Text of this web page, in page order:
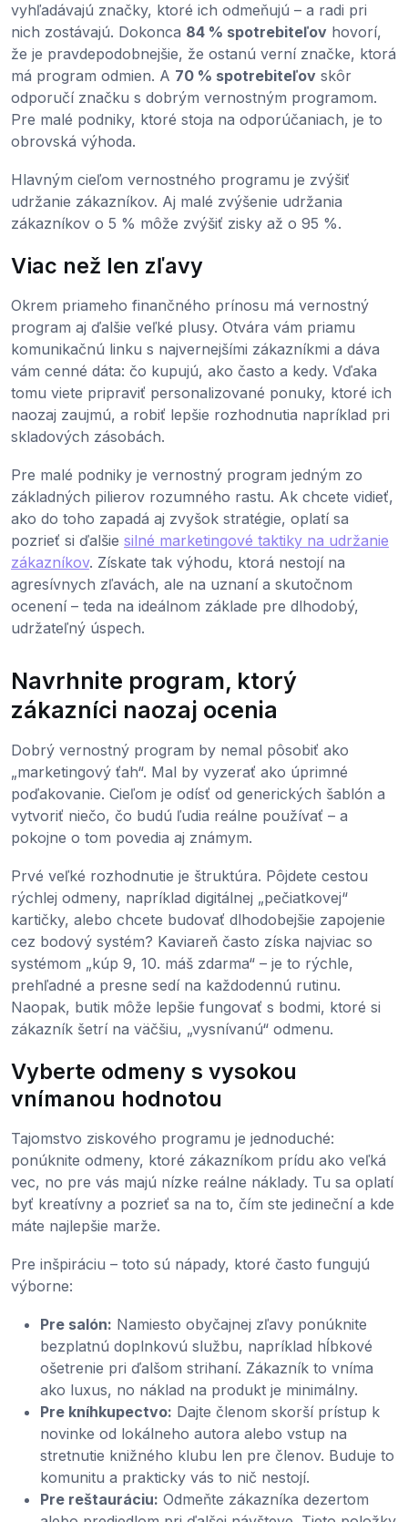
vyhľadávajú značky, ktoré ich odmeňujú – a radi pri
nich zostávajú. Dokonca 84 % spotrebiteľov hovorí,
že je pravdepodobnejšie, že ostanú verní značke, ktorá
má program odmien. A 70 % spotrebiteľov skôr
odporučí značku s dobrým vernostným programom.
Pre malé podniky, ktoré stoja na odporúčaniach, je to
obrovská výhoda.
Hlavným cieľom vernostného programu je zvýšiť
udržanie zákazníkov. Aj malé zvýšenie udržania
zákazníkov o 5 % môže zvýšiť zisky až o 95 %.
Viac než len zľavy
Okrem priameho finančného prínosu má vernostný
program aj ďalšie veľké plusy. Otvára vám priamu
komunikačnú linku s najvernejšími zákazníkmi a dáva
vám cenné dáta: čo kupujú, ako často a kedy. Vďaka
tomu viete pripraviť personalizované ponuky, ktoré ich
naozaj zaujmú, a robiť lepšie rozhodnutia napríklad pri
skladových zásobách.
Pre malé podniky je vernostný program jedným zo
základných pilierov rozumného rastu. Ak chcete vidieť,
ako do toho zapadá aj zvyšok stratégie, oplatí sa
pozrieť si ďalšie silné marketingové taktiky na udržanie
zákazníkov. Získate tak výhodu, ktorá nestojí na
agresívnych zľavách, ale na uznaní a skutočnom
ocenení – teda na ideálnom základe pre dlhodobý,
udržateľný úspech.
Navrhnite program, ktorý
zákazníci naozaj ocenia
Dobrý vernostný program by nemal pôsobiť ako
„marketingový ťah“. Mal by vyzerať ako úprimné
poďakovanie. Cieľom je odísť od generických šablón a
vytvoriť niečo, čo budú ľudia reálne používať – a
pokojne o tom povedia aj známym.
Prvé veľké rozhodnutie je štruktúra. Pôjdete cestou
rýchlej odmeny, napríklad digitálnej „pečiatkovej“
kartičky, alebo chcete budovať dlhodobejšie zapojenie
cez bodový systém? Kaviareň často získa najviac so
systémom „kúp 9, 10. máš zdarma“ – je to rýchle,
prehľadné a presne sedí na každodennú rutinu.
Naopak, butik môže lepšie fungovať s bodmi, ktoré si
zákazník šetrí na väčšiu, „vysnívanú“ odmenu.
Vyberte odmeny s vysokou
vnímanou hodnotou
Tajomstvo ziskového programu je jednoduché:
ponúknite odmeny, ktoré zákazníkom prídu ako veľká
vec, no pre vás majú nízke reálne náklady. Tu sa oplatí
byť kreatívny a pozrieť sa na to, čím ste jedineční a kde
máte najlepšie marže.
Pre inšpiráciu – toto sú nápady, ktoré často fungujú
výborne:
Pre salón: Namiesto obyčajnej zľavy ponúknite
bezplatnú doplnkovú službu, napríklad hĺbkové
ošetrenie pri ďalšom strihaní. Zákazník to vníma
ako luxus, no náklad na produkt je minimálny.
Pre kníhkupectvo: Dajte členom skorší prístup k
novinke od lokálneho autora alebo vstup na
stretnutie knižného klubu len pre členov. Buduje to
komunitu a prakticky vás to nič nestojí.
Pre reštauráciu: Odmeňte zákazníka dezertom